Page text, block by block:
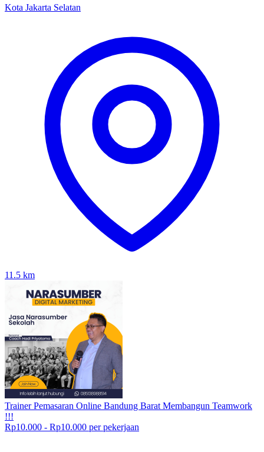
Kota Jakarta Selatan
11.5 km
Trainer Pemasaran Online Bandung Barat Membangun Teamwork
!!!
Rp10.000 - Rp10.000 per pekerjaan